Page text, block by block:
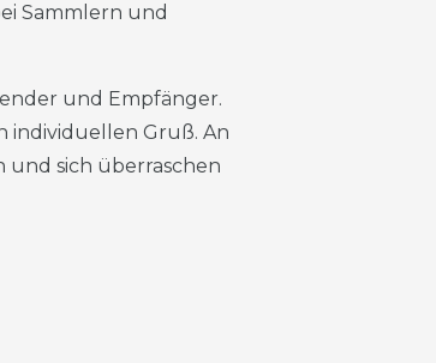
Sammlern und
und Empfänger.
individuellen Gruß. An
und sich überraschen